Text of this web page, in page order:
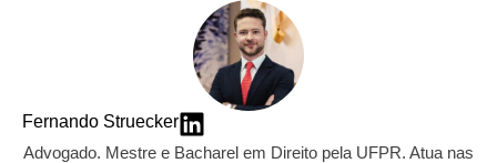
Fernando Struecker
Advogado. Mestre e Bacharel em Direito pela UFPR. Atua nas